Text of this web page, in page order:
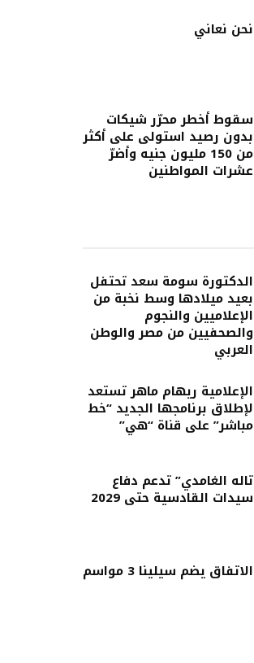
نحن نعاني
سقوط أخطر محرّر شيكات
بدون رصيد استولى على أكثر
من 150 مليون جنيه وأضرّ
عشرات المواطنين
الدكتورة سومة سعد تحتفل
بعيد ميلادها وسط نخبة من
الإعلاميين والنجوم
والصحفيين من مصر والوطن
العربي
الإعلامية ريهام ماهر تستعد
لإطلاق برنامجها الجديد “خط
مباشر” على قناة “هي”
تاله الغامدي” تدعم دفاع
سيدات القادسية حتى 2029
الاتفاق يضم سيلينا 3 مواسم